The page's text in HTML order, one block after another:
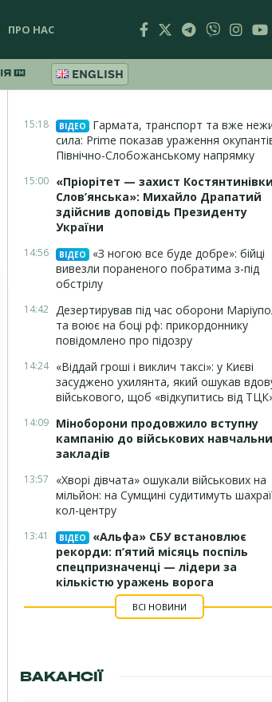
ПРО НАС
ENGLISH
15:18 ВІДЕО
Гармата, транспорт та вже
сила: Prime показав ураження
Північно-Слобожанському напрямку
15:00 «Пріорітет — захист
Слов’янська»: Михайло Драпатий
здійснив доповідь Президенту
України
14:56 ВІДЕО
«З ногою все буде добре»: бійці
вивезли пораненого побратима з-під
обстрілу
14:42 Дезертирував під час оборони
та воює на боці рф: прикордоннику
повідомлено про підозру
14:24 «Віддай гроші і виклич таксі»: у Києві
засуджено ухилянта, який ошукав
військового, щоб «відкупитись від
14:09 Міноборони продовжило вступну
кампанію до військових
закладів
13:57
«Хворі дівчата» ошукали військових на
мільйон: на Сумщині судитимуть
кол-центру
13:41 ВІДЕО
«Альфа» СБУ встановлює
рекорди: п’ятий місяць поспіль
спецпризначенці — лідери за
кількістю уражень ворога
ВСІ НОВИНИ
ВАКАНСІЇ